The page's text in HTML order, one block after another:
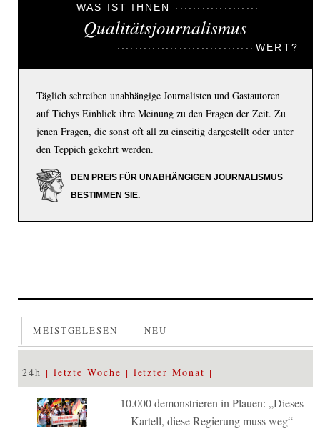
WAS IST IHNEN
Qualitätsjournalismus
WERT?
Täglich schreiben unabhängige Journalisten und Gastautoren
auf Tichys Einblick ihre Meinung zu den Fragen der Zeit. Zu
jenen Fragen, die sonst oft all zu einseitig dargestellt oder unter
den Teppich gekehrt werden.
DEN PREIS FÜR UNABHÄNGIGEN JOURNALISMUS
BESTIMMEN SIE.
MEISTGELESEN NEU
24h letzte Woche letzter Monat
10.000 demonstrieren in Plauen: „Dieses
Kartell, diese Regierung muss weg“